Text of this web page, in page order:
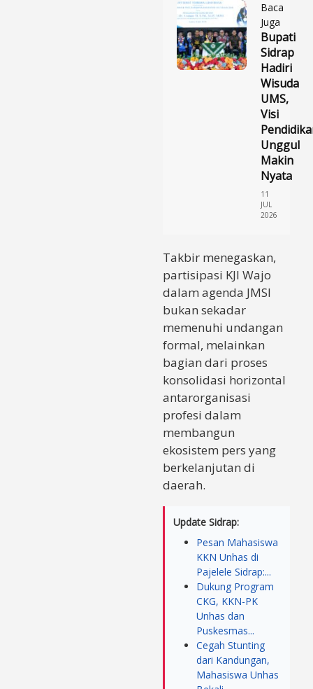
Baca
Juga
Bupati
Sidrap
Hadiri
Wisuda
UMS,
Visi
Unggul
Makin
Nyata
11
JUL
2026
Takbir menegaskan,
partisipasi KJI Wajo
dalam agenda JMSI
bukan sekadar
memenuhi undangan
formal, melainkan
bagian dari proses
konsolidasi horizontal
antarorganisasi
profesi dalam
membangun
ekosistem pers yang
berkelanjutan di
daerah.
Update Sidrap:
Pesan Mahasiswa
KKN Unhas di
Pajelele Sidrap:...
Dukung Program
CKG, KKN-PK
Unhas dan
Puskesmas...
Cegah Stunting
dari Kandungan,
Mahasiswa Unhas